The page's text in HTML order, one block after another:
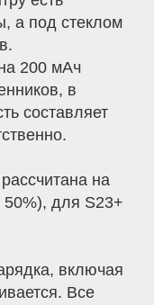
а под стеклом
200 мАч
в
составляет
на
для S23+
включая
Все